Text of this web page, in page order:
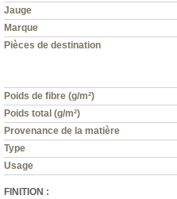
Jauge
Marque
Pièces de destination
Poids de fibre (g/m²)
Poids total (g/m²)
Provenance de la matière
Type
Usage
FINITION :